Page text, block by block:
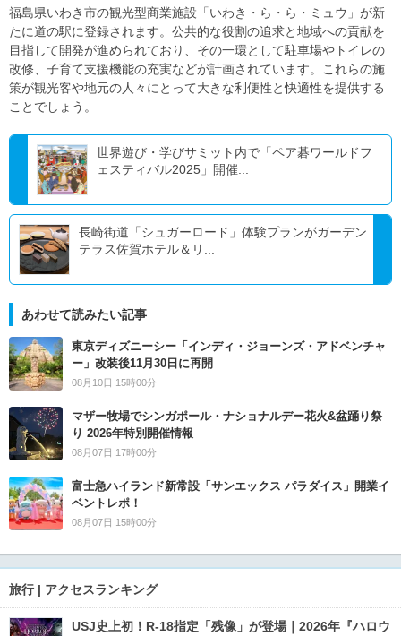
福島県いわき市の観光型商業施設「いわき・ら・ら・ミュウ」が新
たに道の駅に登録されます。公共的な役割の追求と地域への貢献を
目指して開発が進められており、その一環として駐車場やトイレの
改修、子育て支援機能の充実などが計画されています。これらの施
策が観光客や地元の人々にとって大きな利便性と快適性を提供する
ことでしょう。
世界遊び・学びサミット内で「ペア碁ワールドフ
ェスティバル2025」開催...
長崎街道「シュガーロード」体験プランがガーデン
テラス佐賀ホテル＆リ...
あわせて読みたい記事
東京ディズニーシー「インディ・ジョーンズ・アドベンチャ
ー」改装後11月30日に再開
08月10日 15時00分
マザー牧場でシンガポール・ナショナルデー花火&盆踊り祭
り 2026年特別開催情報
08月07日 17時00分
富士急ハイランド新常設「サンエックス パラダイス」開業イ
ベントレポ！
08月07日 15時00分
旅行 | アクセスランキング
USJ史上初！R-18指定「残像」が登場｜2026年『ハロウ